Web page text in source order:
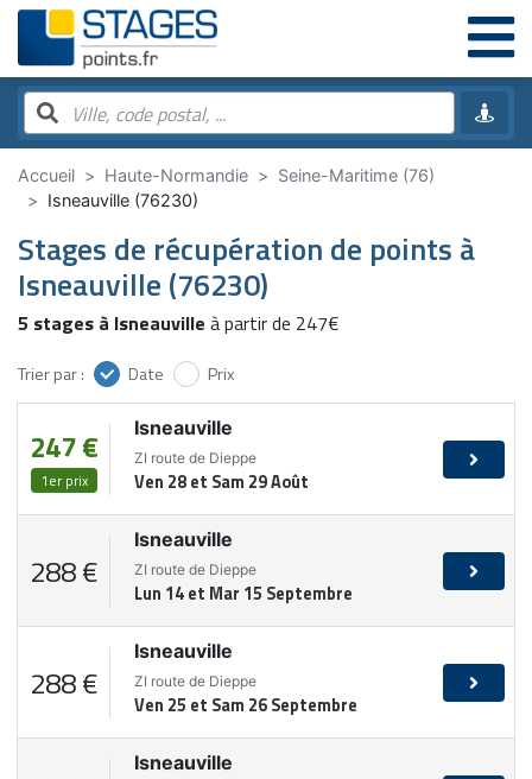
Accueil Haute-Normandie
Seine-Maritime (76)
Isneauville (76230)
Stages de récupération de points à
Isneauville (76230)
5 stages à Isneauville à partir de 247€
Trier par : Date Prix
247 €
1er prix
Isneauville
ZI route de Dieppe
Ven 28 et Sam 29 Août
288 €
Isneauville
ZI route de Dieppe
Lun 14 et Mar 15 Septembre
288 €
Isneauville
ZI route de Dieppe
Ven 25 et Sam 26 Septembre
Isneauville